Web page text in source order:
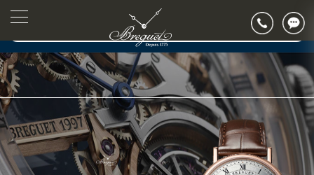
▲
▼
2026年7月宝玑售后服务中心最新网点地址：
上海市徐汇区虹桥路3号港汇中心写字楼2座37层3705室（需提前预约）
上海市黄浦区南京东路299号宏伊国际广场写字楼8层806室（需提前预约）
上海市黄浦区南京东路299号宏伊国际广场写字楼8层806室宝玑售后服务中心（需提前预约）
节假日正常营业！